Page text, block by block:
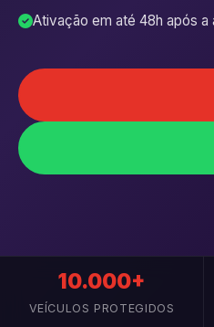
Ativação em até 48h após a
10.000+
VEÍCULOS PROTEGIDOS